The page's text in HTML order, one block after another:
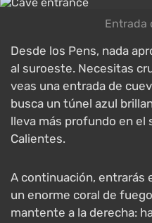
Entrada
Desde los Pens, nada
al suroeste. Necesitas
veas una entrada de
busca un túnel azul
lleva más profundo en el
Calientes.
A continuación, entrarás
un enorme coral de
mantente a la derecha: